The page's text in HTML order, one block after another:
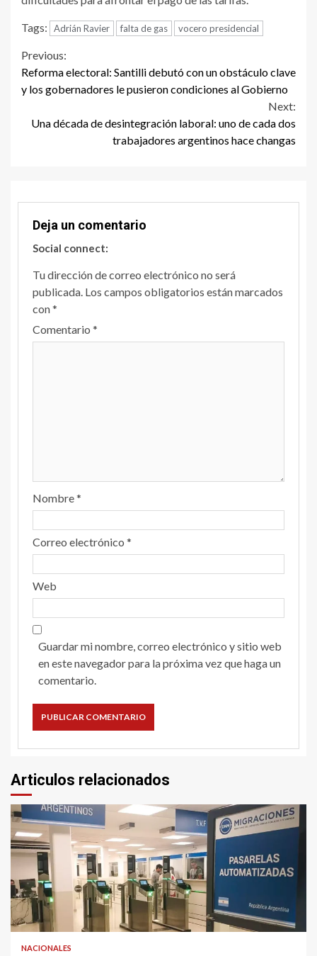
Tags: Adrián Ravier falta de gas vocero presidencial
Continue
Reading
Previous:
Reforma electoral: Santilli debutó con un obstáculo clave
y los gobernadores le pusieron condiciones al Gobierno
Next:
Una década de desintegración laboral: uno de cada dos
trabajadores argentinos hace changas
Deja un comentario
Social connect:
Tu dirección de correo electrónico no será
publicada. Los campos obligatorios están marcados
con*
Comentario *
Nombre*
Correo electrónico *
Web
Guardar mi nombre, correo electrónico y sitio web
en este navegador para la próxima vez que haga un
comentario.
Articulos relacionados
NACIONALES